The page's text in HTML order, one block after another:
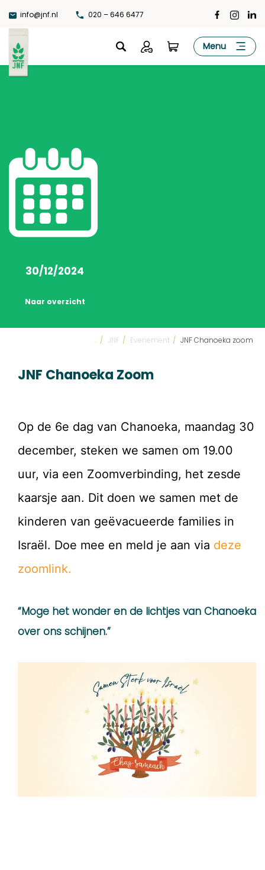
naar
de
inhoud
info@jnf.nl 020 – 646 6477
JNF Menu
30/12/2024
Naar overzicht
/ JNF / Evenement / JNF Chanoeka zoom
JNF Chanoeka Zoom
Op de 6e dag van Chanoeka, maandag 30
december, steken we samen om 19.00
uur, via een Zoomverbinding, het zesde
kaarsje aan. Dit doen we samen met de
kinderen van geëvacueerde families in
Israël. Doe mee en meld je aan via deze
zoomlink.
“Moge het wonder en de lichtjes van Chanoeka
over ons schijnen.”